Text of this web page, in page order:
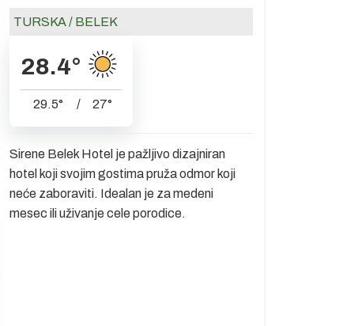
TURSKA/ BELEK
28.4°
29.5° / 27°
Sirene Belek Hotel je pažljivo dizajniran
hotel koji svojim gostima pruža odmor koji
neće zaboraviti. Idealan je za medeni
mesec ili uživanje cele porodice.